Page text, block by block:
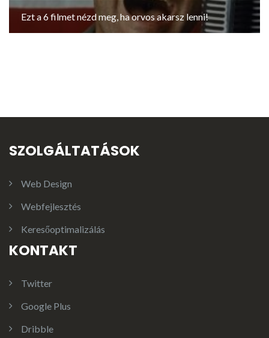
Ezt a 6 filmet nézd meg, ha orvos akarsz lenni!
SZOLGÁLTATÁSOK
Web Design
Webfejlesztés
Keresőoptimalizálás
KONTAKT
Twitter
Google Plus
Dribble